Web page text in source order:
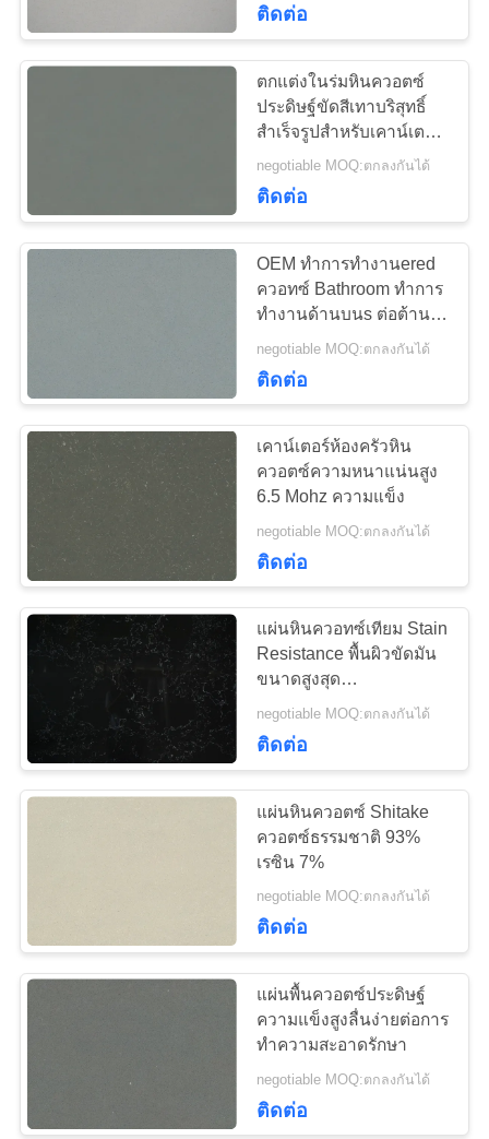
ติดต่อ
ตกแต่งในร่มหินควอตซ์
ประดิษฐ์ขัดสีเทาบริสุทธิ์
สำเร็จรูปสำหรับเคาน์เตอร์
negotiable MOQ:ตกลงกันได้
ติดต่อ
OEM ทำการทำงานered
ควอทซ์ Bathroom ทำการ
ทำงานด้านบนs ต่อต้าน
สัก 2.45 G / Cm3 ความ
negotiable MOQ:ตกลงกันได้
ติดต่อ
เคาน์เตอร์ห้องครัวหิน
ควอตซ์ความหนาแน่นสูง
6.5 Mohz ความแข็ง
negotiable MOQ:ตกลงกันได้
ติดต่อ
แผ่นหินควอทซ์เทียม Stain
Resistance พื้นผิวขัดมัน
ขนาดสูงสุด
3200X1800mm
negotiable MOQ:ตกลงกันได้
ติดต่อ
แผ่นหินควอตซ์ Shitake
ควอตซ์ธรรมชาติ 93%
เรซิน 7%
negotiable MOQ:ตกลงกันได้
ติดต่อ
แผ่นพื้นควอตซ์ประดิษฐ์
ความแข็งสูงลื่นง่ายต่อการ
ทำความสะอาดรักษา
negotiable MOQ:ตกลงกันได้
ติดต่อ